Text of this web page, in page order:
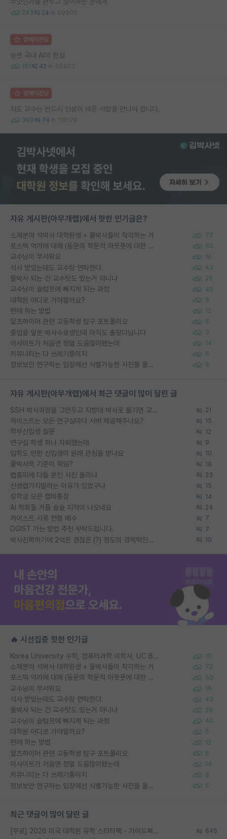
243 24 69900
명예의전당
슬픈 국내 AI의 현실
151 42 59403
명예의전당
지도 교수는 반드시 인성이 바른 사람을 만나야 합니다.
399 74 118178
자유 게시판(아무개랩)에서 핫한 인기글은?
소재분야 석박사 대학원생 + 물박사들이 착각하는 거 72
포스텍 억까에 대해 (동문의 학문적 아웃풋에 대한 반박) 50
교수님이 무서워요 16
석사 받았는데도 교수랑 연락한다. 43
물박사 되는 건 교수탓도 있는거 아니냐 29
교수님이 슬럼프에 빠지게 되는 과정 40
대학원 어디로 가야할까요? 5
편애 하는 방법 12
알츠하이머 관련 고등학생 탐구 포트폴리오 5
졸업을 앞둔 박사수료생인데 아직도 출장다닙니다 3
이사이트가 처음엔 정말 도움많이됐는데 14
커뮤니티는 다 쓰레기통이지 6
정보보안 연구하는 입장에선 식별가능한 사진을 올리는건 비추이긴함 5
자유 게시판(아무개랩)에서 최근 댓글이 많이 달린 글
SSH 박사과정을 그만두고 지방대 박사로 옮기면 교수의 꿈은 끝일까요? 21
카이스트는 모든 연구실마다 서버 제공해주나요? 15
학부신입생 질문 12
연구실 학생 하나 자퇴했는데 9
입학도 안한 신입생이 원래 관심을 받나요 10
물박사의 기준이 뭐임? 18
랩홈피에 다들 본인 사진 올리냐 23
신생랩가지말라는 이유가 있었구나 15
장학금 모은 랩비통장 14
AI 학회들 거품 슬슬 지적이 나오네요 24
카이스트 서류 전형 배수 7
DGIST 가는 방법 추천 부탁드립니다. 7
박사진학하기에 2억은 괜찮은 (?) 정도의 경제력인가요 10
🔥 시선집중 핫한 인기글
Korea University 수학, 컴퓨터과학 이학사, UC Berkeley 산업공학 대학원 공학박사가 되는 것은 쉽지 않겠죠? 10
소재분야 석박사 대학원생 + 물박사들이 착각하는 거 72
포스텍 억까에 대해 (동문의 학문적 아웃풋에 대한 반박) 50
교수님이 무서워요 16
석사 받았는데도 교수랑 연락한다. 43
물박사 되는 건 교수탓도 있는거 아니냐 29
교수님이 슬럼프에 빠지게 되는 과정 40
대학원 어디로 가야할까요? 5
편애 하는 방법 12
알츠하이머 관련 고등학생 탐구 포트폴리오 5
이사이트가 처음엔 정말 도움많이됐는데 14
커뮤니티는 다 쓰레기통이지 6
정보보안 연구하는 입장에선 식별가능한 사진을 올리는건 비추이긴함 5
최근 댓글이 많이 달린 글
[무료] 2026 미국 대학원 유학 스타터팩 - 가이드북 & 합격자 컨택메일 템플릿 645